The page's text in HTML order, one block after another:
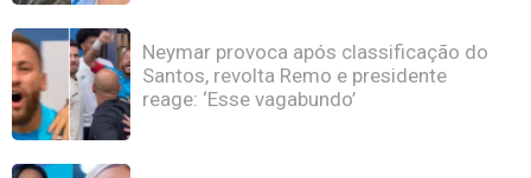
Neymar provoca após classificação do
Santos, revolta Remo e presidente
reage: ‘Esse vagabundo’